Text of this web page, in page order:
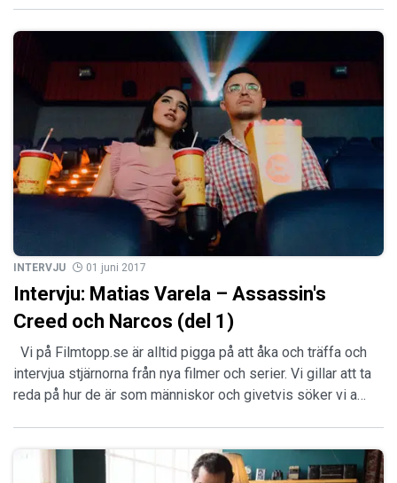
INTERVJU 01 juni 2017
Intervju: Matias Varela – Assassin's
Creed och Narcos (del 1)
Vi på Filmtopp.se är alltid pigga på att åka och träffa och
intervjua stjärnorna från nya filmer och serier. Vi gillar att ta
reda på hur de är som människor och givetvis söker vi a…